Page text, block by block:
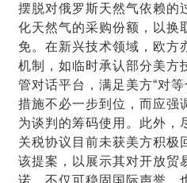
摆脱对俄罗斯天然气依赖的
化天然气的采购份额，以换
免。在新兴技术领域，欧方
机制，如临时承认部分美方
管对话平台，满足美方“对
措施不必一步到位，而应强
为谈判的筹码使用。此外，
关税协议目前未获美方积极
该提案，以展示其对开放贸
诺，不仅可稳固国际声誉，